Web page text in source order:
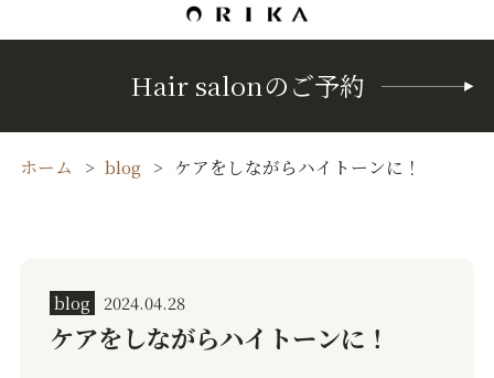
Hair salonのご予約
ホーム blog ケアをしながらハイトーンに！
blog 2024.04.28
ケアをしながらハイトーンに！